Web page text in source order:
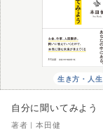
生き方・人生
自分に聞いてみよう
著者｜本田健